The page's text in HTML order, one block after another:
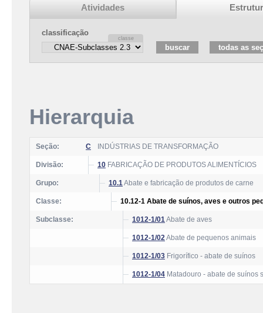
Atividades
classificação
Hierarquia
Seção: C INDÚSTRIAS DE TRANSFORMAÇÃO
Divisão: 10 FABRICAÇÃO DE PRODUTOS ALIMENTÍCIOS
Grupo: 10.1Abate e fabricação de produtos de carne
Classe: 10.12-1 Abate de suínos, aves e outros
Subclasse: 1012-1/01Abate de aves
1012-1/02Abate de pequenos animais
1012-1/03 Frigorífico - abate de suínos
1012-1/04 Matadouro - abate de suínos